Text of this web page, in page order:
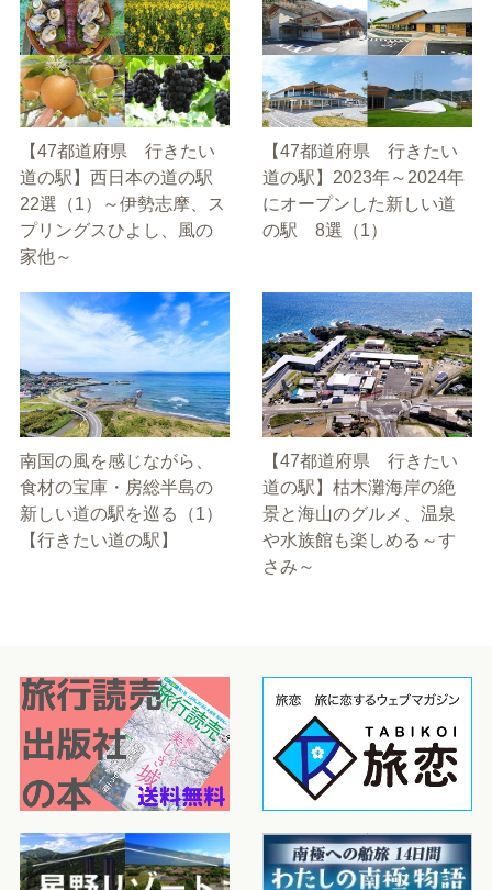
【47都道府県 行きたい
道の駅】西日本の道の駅
22選（1）～伊勢志摩、ス
プリングスひよし、風の
家他～
【47都道府県 行きたい
道の駅】2023年～2024年
にオープンした新しい道
の駅 8選（1）
南国の風を感じながら、
食材の宝庫・房総半島の
新しい道の駅を巡る（1）
【行きたい道の駅】
【47都道府県 行きたい
道の駅】枯木灘海岸の絶
景と海山のグルメ、温泉
や水族館も楽しめる～す
さみ～